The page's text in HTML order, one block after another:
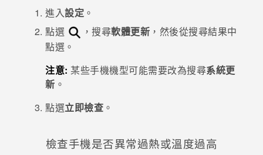
進入設定 。
點選
，搜尋軟體更新 ，然後從搜尋結果中
點選。
注意: 某些手機機型可能需要改為搜尋系統更
新 。
點選立即檢查 。
檢查手機是否異常過熱或溫度過高